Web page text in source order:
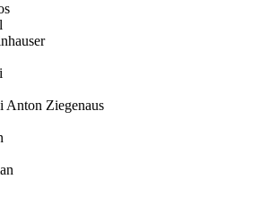
Anton Ziegenaus